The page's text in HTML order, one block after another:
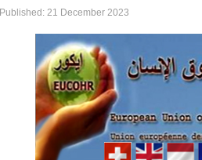
Published: 21 December 2023